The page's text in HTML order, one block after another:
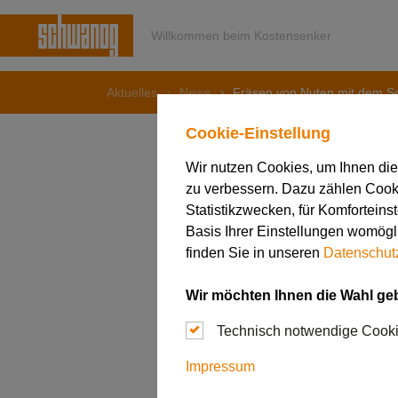
Cookie-Einstellung
Wir nutzen Cookies, um Ihnen
zu verbessern. Dazu zählen
Statistikzwecken, für
Basis Ihrer Einstellungen
finden Sie in unseren
Wir möchten Ihnen die Wahl
Technisch notwendige
Impressum
Willkommen beim Kostensenker
Aktuelles News Fräsen von Nuten mit dem
Fräsen
PWP-